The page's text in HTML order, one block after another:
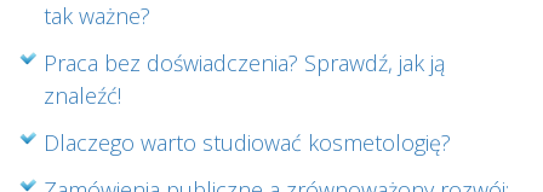
tak ważne?
Praca bez doświadczenia? Sprawdź, jak ją
znaleźć!
Dlaczego warto studiować kosmetologię?